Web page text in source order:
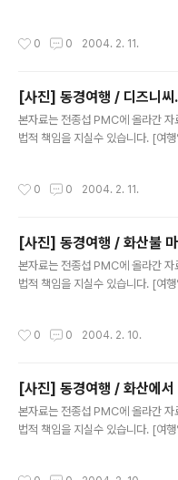
0 0 2004. 2. 11.
[사진] 동경여행 / 디즈니씨
본자료는 전종섭 PMC에 올라간 자
법적 책임을 지실수 있습니다. [
0 0 2004. 2. 11.
[사진] 동경여행 / 화산불
본자료는 전종섭 PMC에 올라간 자
법적 책임을 지실수 있습니다. [
0 0 2004. 2. 10.
[사진] 동경여행 / 화산에서
본자료는 전종섭 PMC에 올라간 자
법적 책임을 지실수 있습니다. [